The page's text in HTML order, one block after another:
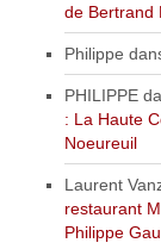
de Bertrand
Philippe
PHILIPPE
: La Haute
Noeureuil
Laurent
restaurant
Philippe